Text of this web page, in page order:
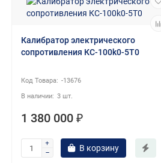
Калибратор электрического
сопротивления КС-100k0-5T0
-13676
3 шт.
1 380 000 ₽
В корзину